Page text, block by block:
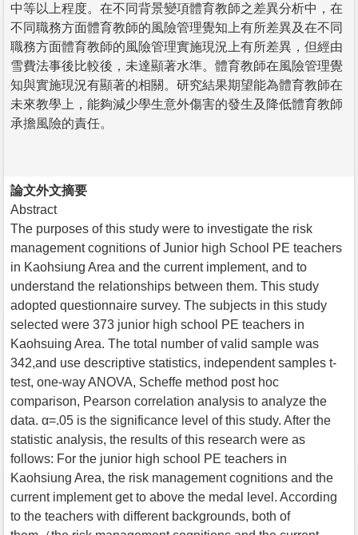
中等以上程度。在不同背景變項體育教師之差異分析中，在
不同職務方面體育教師的風險管理覺知上有所差異及在不同
職務方面體育教師的風險管理實施現況上有所差異，但經由
雪費法事後比較後，未達顯著水準。體育教師在風險管理覺
知與實施現況有顯著的相關。研究結果期望能為體育教師在
未來教學上，能夠減少學生意外傷害的發生及降低體育教師
承擔風險的責任。
論文外文摘要
Abstract
The purposes of this study were to investigate the risk
management cognitions of Junior high School PE teachers
in Kaohsiung Area and the current implement, and to
understand the relationships between them. This study
adopted questionnaire survey. The subjects in this study
selected were 373 junior high school PE teachers in
Kaohsuing Area. The total number of valid sample was
342,and use descriptive statistics, independent samples t-
test, one-way ANOVA, Scheffe method post hoc
comparison, Pearson correlation analysis to analyze the
data. α=.05 is the significance level of this study. After the
statistic analysis, the results of this research were as
follows: For the junior high school PE teachers in
Kaohsiung Area, the risk management cognitions and the
current implement get to above the medal level. According
to the teachers with different backgrounds, both of